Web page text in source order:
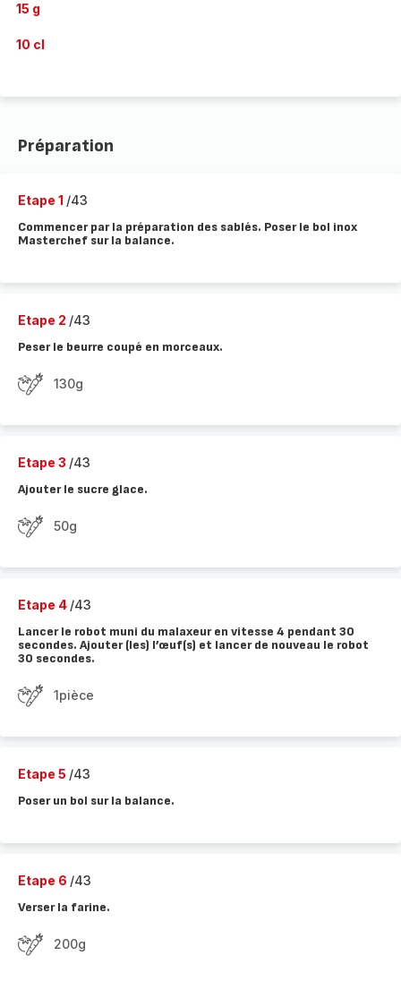
15 g
10 cl
Préparation
Etape 1 /43
Commencer par la préparation des sablés. Poser le bol inox
Masterchef sur la balance.
Etape 2 /43
Peser le beurre coupé en morceaux.
130g
Etape 3 /43
Ajouter le sucre glace.
50g
Etape 4 /43
Lancer le robot muni du malaxeur en vitesse 4 pendant 30
secondes. Ajouter (les) l’œuf(s) et lancer de nouveau le robot
30 secondes.
1pièce
Etape 5 /43
Poser un bol sur la balance.
Etape 6 /43
Verser la farine.
200g